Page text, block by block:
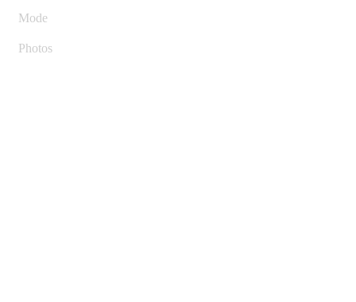
Mode
Photos